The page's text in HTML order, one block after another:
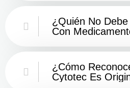
¿Quién No
Con
¿Cómo
Cytotec Es